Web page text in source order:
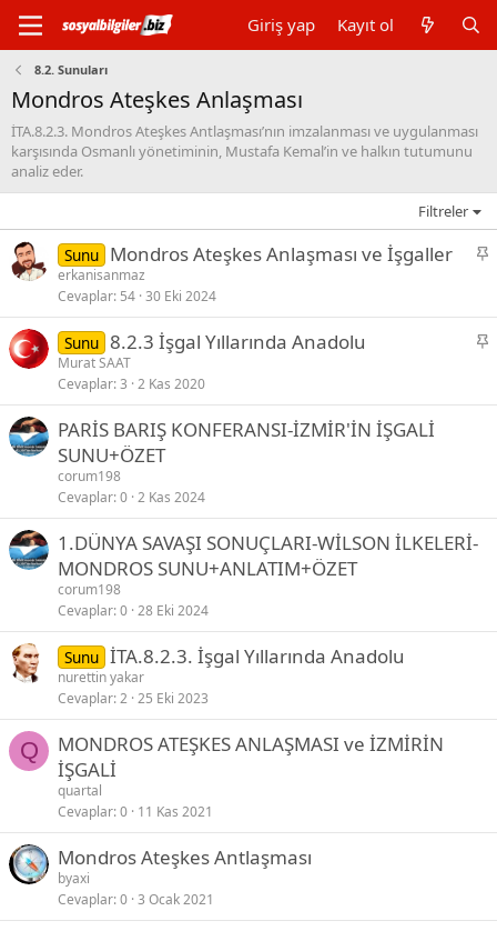
Giriş yap Kayıt ol
8.2. Sunuları
Mondros Ateşkes Anlaşması
İTA.8.2.3. Mondros Ateşkes Antlaşması’nın imzalanması ve uygulanması
karşısında Osmanlı yönetiminin, Mustafa Kemal’in ve halkın tutumunu
analiz eder.
Filtreler
S
i
t
Sunu Mondros Ateşkes Anlaşması ve İşgaller
erkanisanmaz
Cevaplar 54 30 Eki 2024
S
i
Sunu 8.2.3 İşgal Yıllarında Anadolu
Murat SAAT
Cevaplar 3 2 Kas 2020
PARİS BARIŞ KONFERANSI-İZMİR'İN İŞGALİ
SUNU+ÖZET
corum198
Cevaplar 0 2 Kas 2024
1.DÜNYA SAVAŞI SONUÇLARI-WİLSON İLKELERİ-
MONDROS SUNU+ANLATIM+ÖZET
corum198
Cevaplar 0 28 Eki 2024
Sunu İTA.8.2.3. İşgal Yıllarında Anadolu
nurettin yakar
Cevaplar 2 25 Eki 2023
Q
MONDROS ATEŞKES ANLAŞMASI ve İZMİRİN
İŞGALİ
quartal
Cevaplar 0 11 Kas 2021
Mondros Ateşkes Antlaşması
byaxi
Cevaplar 0 3 Ocak 2021